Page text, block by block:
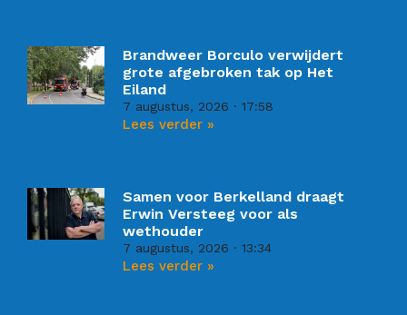
Brandweer Borculo verwijdert
grote afgebroken tak op Het
Eiland
7 augustus, 2026 17:58
Lees verder »
Samen voor Berkelland draagt
Erwin Versteeg voor als
wethouder
7 augustus, 2026 13:34
Lees verder »